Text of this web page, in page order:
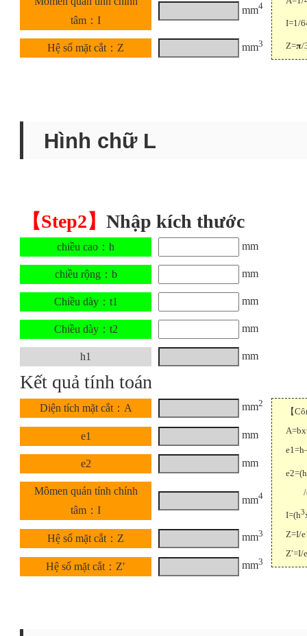
tâm：I
mm4
Hệ số mặt cắt：Z mm3
I=1/
Z=𝛑/
Hình chữ L
【Step2】Nhập kích thước
chiều cao：h mm
chiều rộng：b mm
Chiều dày：t1 mm
Chiều dày：t2 mm
h1 mm
Kết quả tính toán
Diện tích mặt cắt：A mm2
e1 mm
e2 mm
Mômen quán tính chính
tâm：I
mm4
Hệ số mặt cắt：Z mm3
Hệ số mặt cắt：Z′ mm3
【
e2=(h
/
I=(h3
Z=I/
Z′=I/